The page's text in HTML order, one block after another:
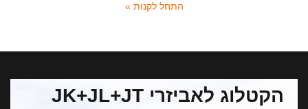
התחל לקנות »
הקטלוג לאביזרי JK+JL+JT